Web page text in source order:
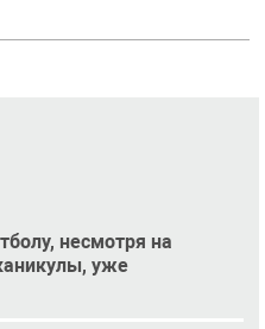
несмотря на
уже